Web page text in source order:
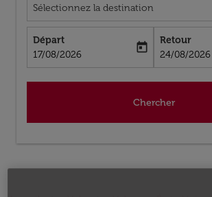
Sélectionnez la destination
Départ
fc-booking-departure-date-aria-label
17/08/2026
today
Retour
fc-booking-
24/08/2026
Chercher